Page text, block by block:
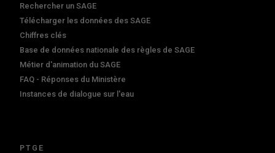
Rechercher un SAGE
Télécharger les données des SAGE
Chiffres clés
Base de données nationale des règles de SAGE
Métier d'animation du SAGE
FAQ - Réponses du Ministère
Instances de dialogue sur l'eau
PTGE